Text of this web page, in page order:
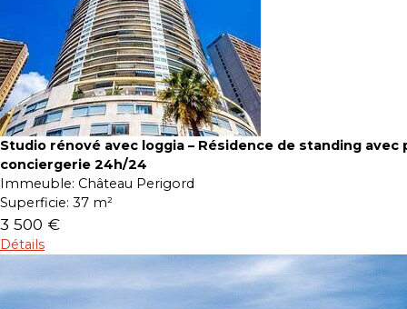
Studio rénové avec loggia – Résidence de standing avec
conciergerie 24h/24
Immeuble: Château Perigord
Superficie: 37 m²
3 500 €
Détails